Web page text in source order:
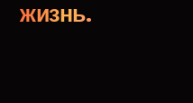
жизнь.